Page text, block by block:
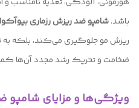
باشد.شامپو ضد ریزش رزماری بیوآکوا
ریزش مو جلوگیری می‌کند، بلکه به
ضخامت و تحریک رشد مجدد آن‌ها
ویژگی‌ها و مزایای شامپو